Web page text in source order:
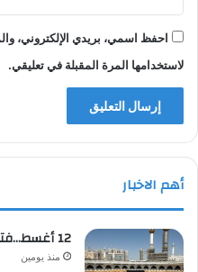
احفظ اسمي، بريدي الإلكتروني،
لاستخدامها المرة المقبلة في تعليقي.
أهم الاخبار
12 أغسط…فتح باب التقديم لحج القرعة
منذ يومين